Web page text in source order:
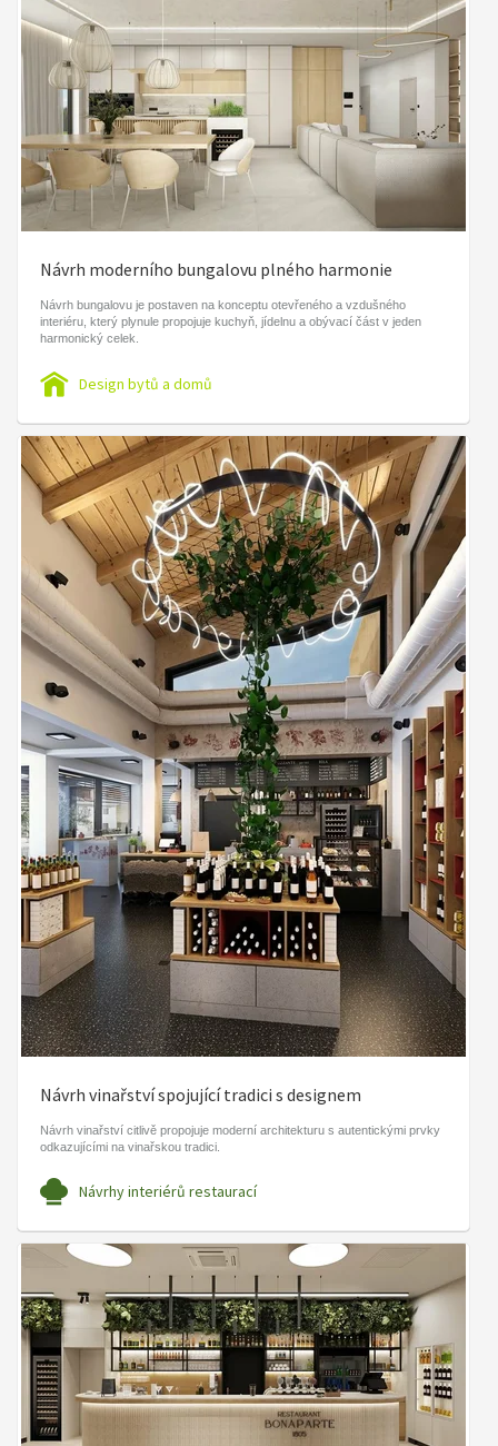
Návrh moderního bungalovu plného harmonie
Návrh bungalovu je postaven na konceptu otevřeného a vzdušného
interiéru, který plynule propojuje kuchyň, jídelnu a obývací část v jeden
harmonický celek.
Design bytů a domů
Návrh vinařství spojující tradici s designem
Návrh vinařství citlivě propojuje moderní architekturu s autentickými prvky
odkazujícími na vinařskou tradici.
Návrhy interiérů restaurací